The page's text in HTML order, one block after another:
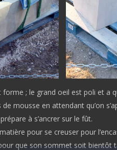
; le grand oeil est poli et a
mousse en attendant qu’on
à s’ancrer sur le fût.
pour se creuser pour
que son sommet soit bientôt